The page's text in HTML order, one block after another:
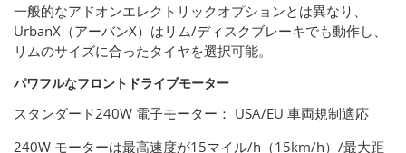
一般的なアドオンエレクトリックオプションとは異なり、
UrbanX（アーバンX）はリム/ディスクブレーキでも動作し、
リムのサイズに合ったタイヤを選択可能。
パワフルなフロントドライブモーター
スタンダード240W 電子モーター： USA/EU 車両規制適応
240W モーターは最高速度が15マイル/h（15km/h）/最大距